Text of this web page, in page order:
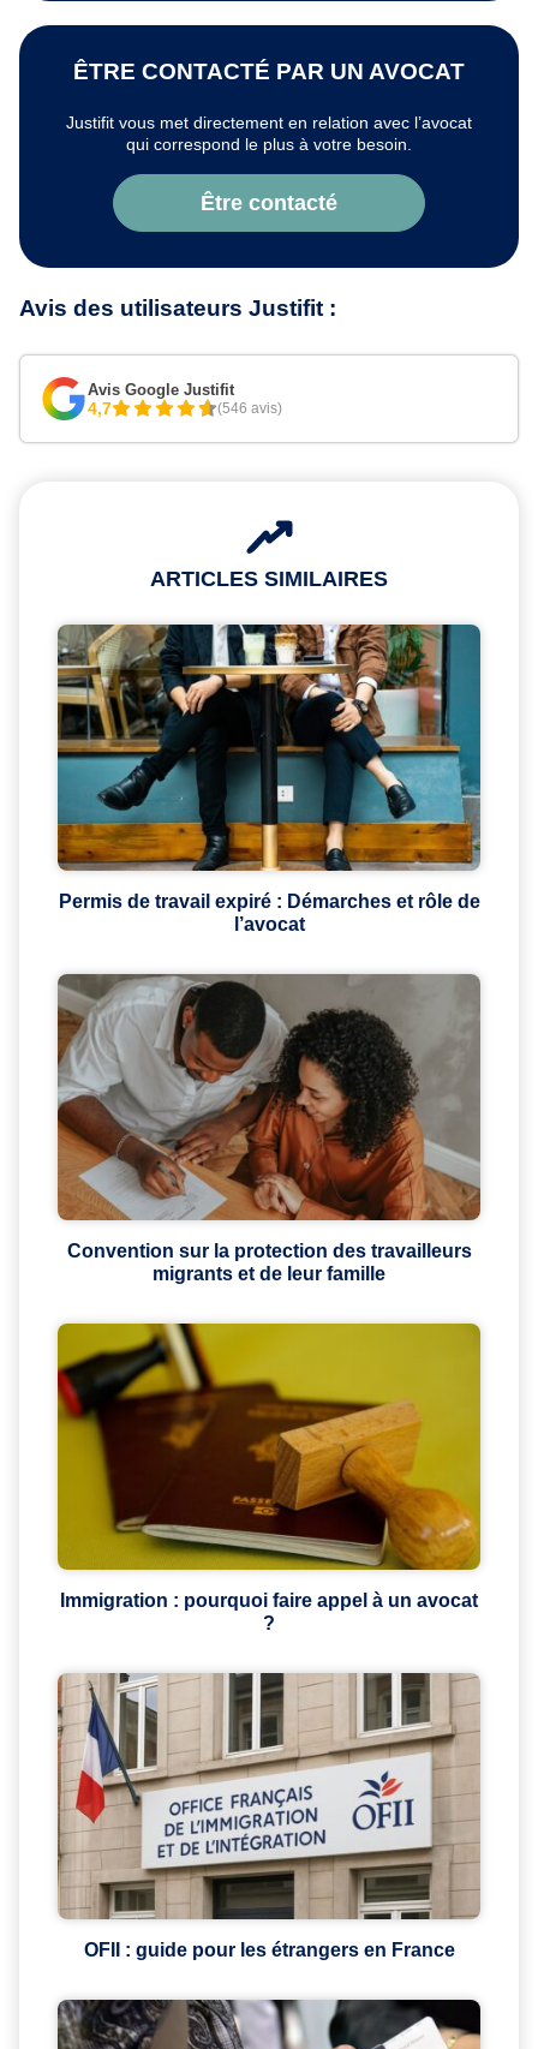
ÊTRE CONTACTÉ PAR UN AVOCAT
Justifit vous met directement en relation avec l’avocat
qui correspond le plus à votre besoin.
Être contacté
Avis des utilisateurs Justifit :
Avis Google Justifit
4,7 (546 avis)
ARTICLES SIMILAIRES
Permis de travail expiré : Démarches et rôle de
l’avocat
Convention sur la protection des travailleurs
migrants et de leur famille
Immigration : pourquoi faire appel à un avocat
?
OFII : guide pour les étrangers en France